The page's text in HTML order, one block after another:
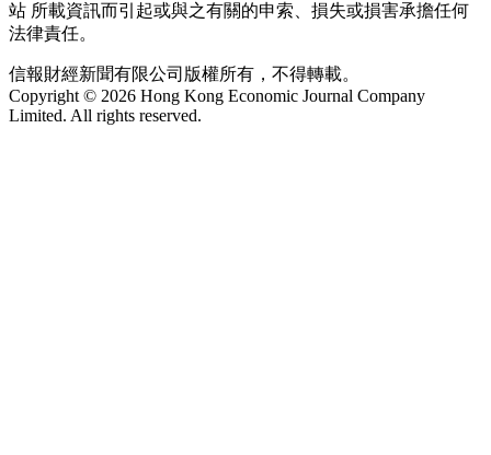
站 所載資訊而引起或與之有關的申索、損失或損害承擔任何
法律責任。
信報財經新聞有限公司版權所有，不得轉載。
Copyright © 2026 Hong Kong Economic Journal Company
Limited. All rights reserved.